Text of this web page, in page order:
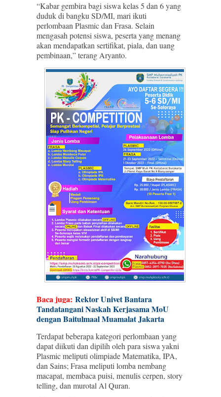
“Kabar gembira bagi siswa kelas 5 dan 6 yang
duduk di bangku SD/MI, mari ikuti
perlombaan Plasmic dan Frasa. Selain
mengasah potensi siswa, peserta yang menang
akan mendapatkan sertifikat, piala, dan uang
pembinaan,” terang Aryanto.
Baca juga: Rektor Univet Bantara
Tandatangani Naskah Kerjasama MoU
dengan Baitulmaal Muamalat Jakarta
Terdapat beberapa kategori perlombaan yang
dapat diikuti dan dipilih oleh para siswa yakni
Plasmic meliputi olimpiade Matematika, IPA,
dan Sains; Frasa meliputi lomba nembang
macapat, membaca puisi, menulis cerpen, story
telling, dan murotal Al Quran.